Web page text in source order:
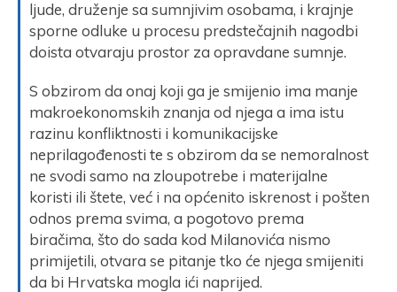
ljude, druženje sa sumnjivim osobama, i krajnje
sporne odluke u procesu predstečajnih nagodbi
doista otvaraju prostor za opravdane sumnje.
S obzirom da onaj koji ga je smijenio ima manje
makroekonomskih znanja od njega a ima istu
razinu konfliktnosti i komunikacijske
neprilagođenosti te s obzirom da se nemoralnost
ne svodi samo na zloupotrebe i materijalne
koristi ili štete, već i na općenito iskrenost i pošten
odnos prema svima, a pogotovo prema
biračima, što do sada kod Milanovića nismo
primijetili, otvara se pitanje tko će njega smijeniti
da bi Hrvatska mogla ići naprijed.